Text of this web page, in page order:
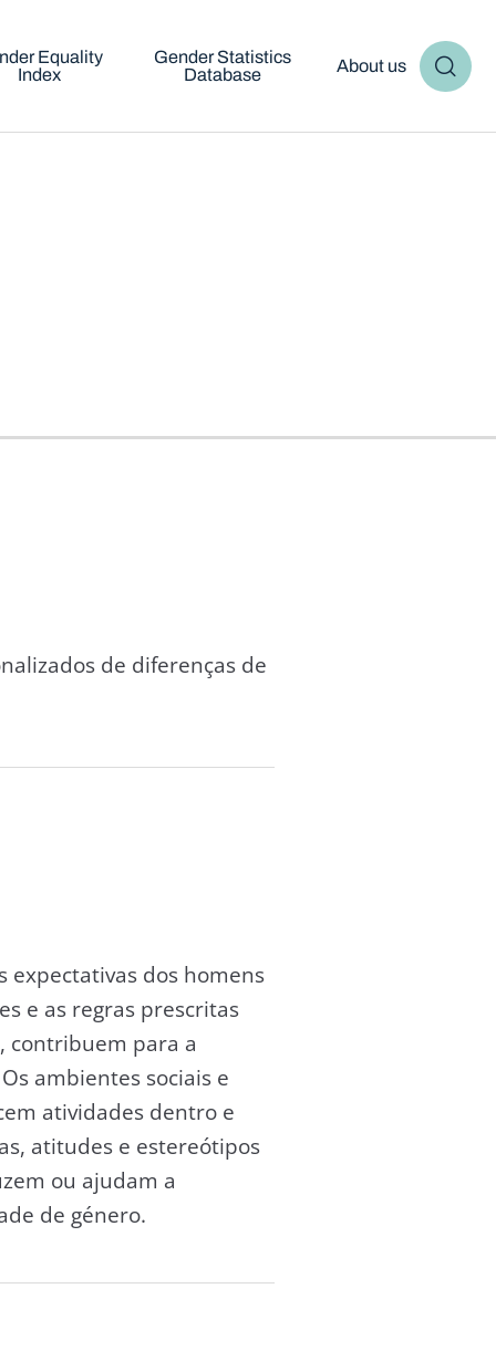
Equality
Index
Gender Statistics
Database
About us
de diferenças de
expectativas dos homens
e as regras prescritas
contribuem para a
ambientes sociais e
atividades dentro e
atitudes e estereótipos
ou ajudam a
de género.